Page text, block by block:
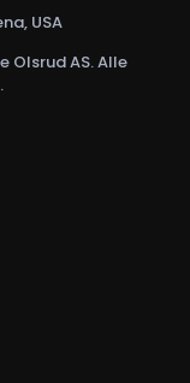
USA
Olsrud AS. Alle